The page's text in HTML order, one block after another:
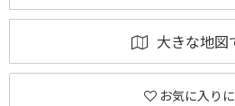
大きな地図
お気に入り